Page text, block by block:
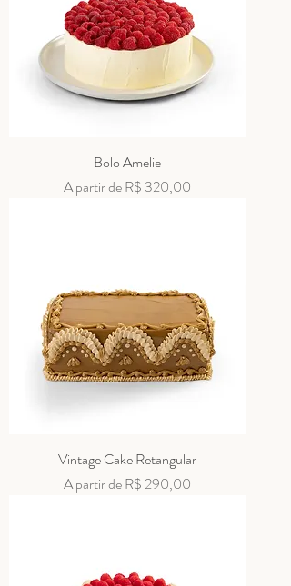
Bolo Amelie
A partir deR$ 320,00
Preço promocional
Vintage Cake Retangular
A partir deR$ 290,00
Preço promocional